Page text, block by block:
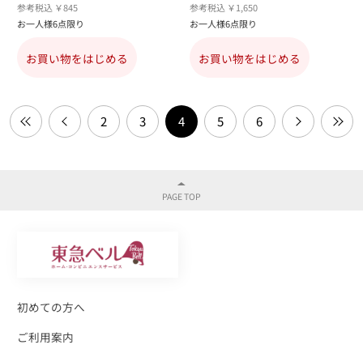
参考税込 ￥845
お一人様6点限り
お買い物をはじめる
参考税込 ￥1,650
お一人様6点限り
お買い物をはじめる
2 3 4 5 6
初めての方へ
ご利用案内